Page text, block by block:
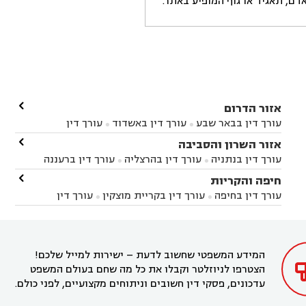
אזור הדרום
עורך דין בבאר שבע  עורך דין באשדוד 
עורך דין
באשקלון
עורך דין בבאר טוביה עורך דין בגן יבנה
עורך דין בניר הבנים עורך דין בערד
זיקים
עורך דין בנתיבות עורך דין בקרית מלאכי

אזור השרון והסביבה
עורך דין בנתניה  עורך דין בהרצליה  עורך דין ברעננה
עורך דין בחדרה עורך דין בכפר סבא
עורך דין בהוד
השרון
עורך דין באבן יהודה
עורך דין בחריש עורך דין בקיסריה עורך דין בקדימה

חיפה והקריות
עורך דין בחיפה  עורך דין בקריית מוצקין 
עורך דין
בקרית מוצקין
עורך דין בקריית אתא
עורך דין

המידע המשפטי שחשוב לדעת – ישירות למייל שלכם!
הצטרפו לניוזלטר וקבלו את כל מה שחם בעולם המשפט
עדכונים, פסקי דין חשובים וניתוחים מקצועיים, לפני כולם.